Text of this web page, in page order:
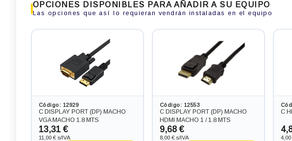
OPCIONES DISPONIBLES PARA AÑADIR A SU EQUIPO
Las opciones que así lo requieran vendrán instaladas en el equipo
Código: 12929
C DISPLAY PORT (DP) MACHO
VGA MACHO 1.8 MTS
13,31 €
11,00 € s/IVA
Código: 12553
C DISPLAY PORT (DP) MACHO
HDMI MACHO 1 / 1.8 MTS
9,68 €
8,00 € s/IVA
C